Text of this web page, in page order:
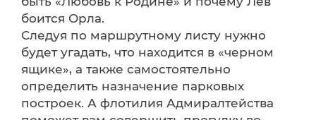
боится Орла.
Следуя по маршрутному листу нужно
будет угадать, что находится в «черном
ящике», а также самостоятельно
определить назначение парковых
построек. А флотилия Адмиралтейства